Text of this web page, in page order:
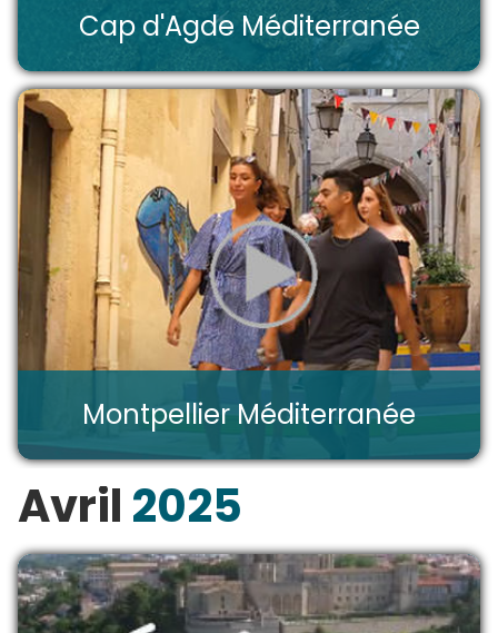
Cap d'Agde Méditerranée
Montpellier Méditerranée
Avril 2025